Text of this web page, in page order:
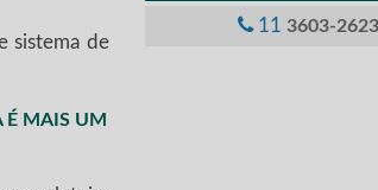
sistema de
É MAIS UM
11 3603-2623